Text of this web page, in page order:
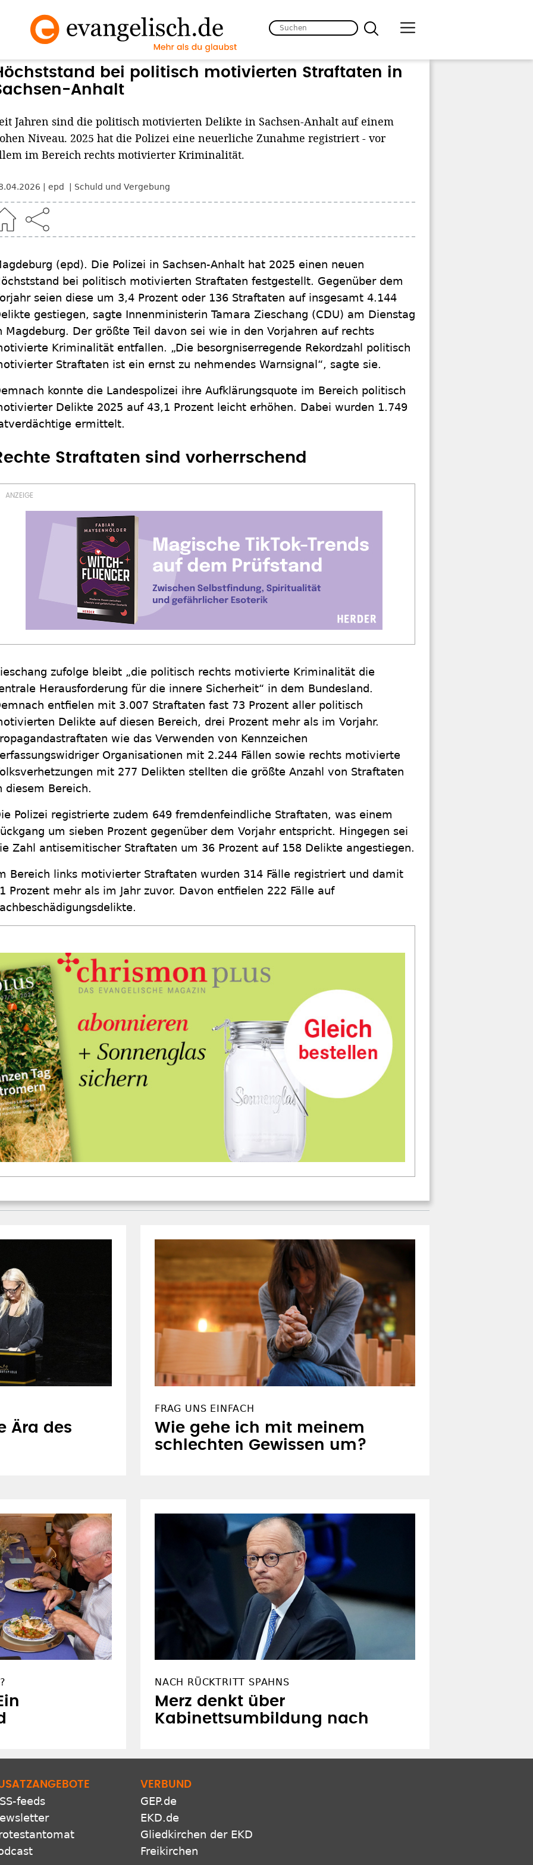
bei politisch motivierten Straftaten in
Anhalt
Jahren sind die politisch motivierten Delikte in Sachsen-Anhalt auf einem
Niveau. 2025 hat die Polizei eine neuerliche Zunahme registriert - vor
im Bereich rechts motivierter Kriminalität.
epd Schuld und Vergebung
(epd). Die Polizei in Sachsen-Anhalt hat 2025 einen neuen
bei politisch motivierten Straftaten festgestellt. Gegenüber dem
seien diese um 3,4 Prozent oder 136 Straftaten auf insgesamt 4.144
gestiegen, sagte Innenministerin Tamara Zieschang (CDU) am Dienstag
Magdeburg. Der größte Teil davon sei wie in den Vorjahren auf rechts
Kriminalität entfallen. „Die besorgniserregende Rekordzahl politisch
Straftaten ist ein ernst zu nehmendes Warnsignal“, sagte sie.
konnte die Landespolizei ihre Aufklärungsquote im Bereich politisch
Delikte 2025 auf 43,1 Prozent leicht erhöhen. Dabei wurden 1.749
ermittelt.
Straftaten sind vorherrschend
zufolge bleibt „die politisch rechts motivierte Kriminalität die
Herausforderung für die innere Sicherheit“ in dem Bundesland.
entfielen mit 3.007 Straftaten fast 73 Prozent aller politisch
Delikte auf diesen Bereich, drei Prozent mehr als im Vorjahr.
wie das Verwenden von Kennzeichen
Organisationen mit 2.244 Fällen sowie rechts motivierte
mit 277 Delikten stellten die größte Anzahl von Straftaten
diesem Bereich.
Polizei registrierte zudem 649 fremdenfeindliche Straftaten, was einem
um sieben Prozent gegenüber dem Vorjahr entspricht. Hingegen sei
Zahl antisemitischer Straftaten um 36 Prozent auf 158 Delikte angestiegen.
Bereich links motivierter Straftaten wurden 314 Fälle registriert und damit
Prozent mehr als im Jahr zuvor. Davon entfielen 222 Fälle auf
Ära des
FRAG UNS EINFACH
Wie gehe ich mit meinem
schlechten Gewissen um?
NACH RÜCKTRITT SPAHNS
Merz denkt über
Kabinettsumbildung nach
feeds
VERBUND
GEP.de
EKD.de
Gliedkirchen der EKD
Freikirchen